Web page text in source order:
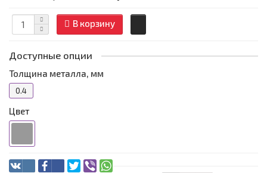
В корзину
Доступные опции
Толщина металла, мм
0.4
Цвет